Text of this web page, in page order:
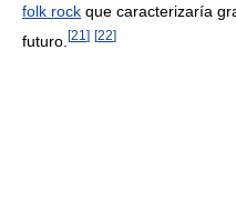
folk rock que caracterizaría
futuro. [21 ] [22]